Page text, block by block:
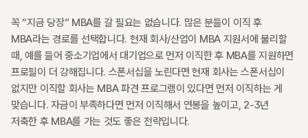
꼭 “지금 당장” MBA를 갈 필요는 없습니다. 많은 분들이 이직 후
MBA라는 경로를 선택합니다. 현재 회사/산업이 MBA 지원서에 불리할
때, 예를 들어 중소기업에서 대기업으로 먼저 이직한 후 MBA를 지원하면
프로필이 더 강해집니다. 스폰서십을 노린다면 현재 회사는 스폰서십이
없지만 이직할 회사는 MBA 파견 프로그램이 있다면 먼저 이직하는 게
맞습니다. 자금이 부족하다면 먼저 이직해서 연봉을 높이고, 2-3년
저축한 후 MBA를 가는 것도 좋은 전략입니다.